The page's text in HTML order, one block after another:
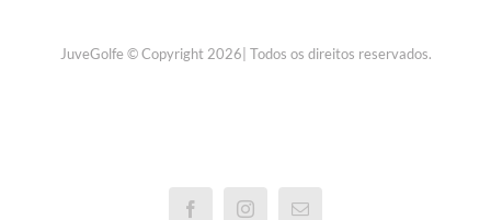
JuveGolfe © Copyright 2026| Todos os direitos reservados.